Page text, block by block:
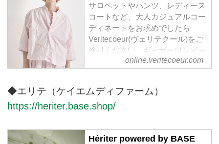
サロペットやパンツ、レディース
コートなど、大人カジュアルコー
ディネートをお求めでしたら
Veritecoeur(ヴェリテクール)をご
検討ください。ギャザーワンピー
スやインナーワンピース、繊細な
上質な素材と洗練されたデザイン
で、大人の女性に寄り添うファッ
online.veritecoeur.com
◆エリテ（ケイエムディファーム）
https://heriter.base.shop/
Hériter powered by BASE